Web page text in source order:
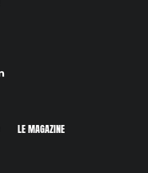
LE MAGAZINE